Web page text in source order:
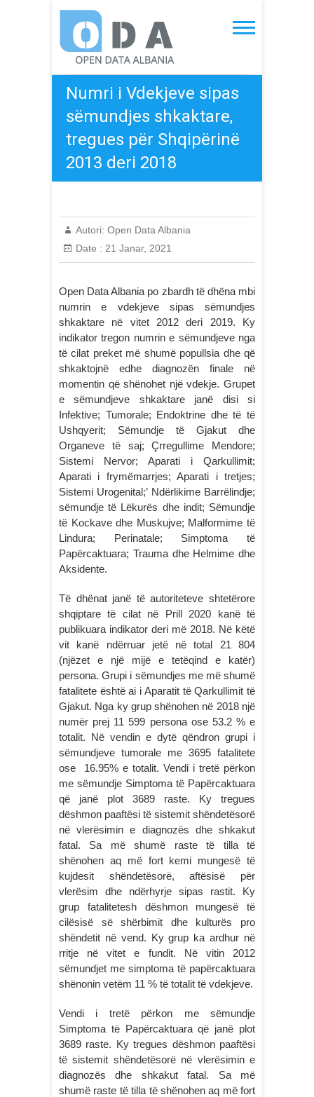
content
Open Data Albania
Numri i Vdekjeve sipas
sëmundjes shkaktare,
tregues për Shqipërinë
2013 deri 2018
Autori: Open Data Albania
Date : 21 Janar, 2021
Open Data Albania po zbardh të dhëna mbi
numrin e vdekjeve sipas sëmundjes
shkaktare në vitet 2012 deri 2019. Ky
indikator tregon numrin e sëmundjeve nga
të cilat preket më shumë popullsia dhe që
shkaktojnë edhe diagnozën finale në
momentin që shënohet një vdekje. Grupet
e sëmundjeve shkaktare janë disi si
Infektive; Tumorale; Endoktrine dhe të të
Ushqyerit; Sëmundje të Gjakut dhe
Organeve të saj; Çrregullime Mendore;
Sistemi Nervor; Aparati i Qarkullimit;
Aparati i frymëmarrjes; Aparati i tretjes;
Sistemi Urogenital;’ Ndërlikime Barrëlindje;
sëmundje të Lëkurës dhe indit; Sëmundje
të Kockave dhe Muskujve; Malformime të
Lindura; Perinatale; Simptoma të
Papërcaktuara; Trauma dhe Helmime dhe
Aksidente.
Të dhënat janë të autoriteteve shtetërore
shqiptare të cilat në Prill 2020 kanë të
publikuara indikator deri më 2018. Në këtë
vit kanë ndërruar jetë në total 21 804
(njëzet e një mijë e tetëqind e katër)
persona. Grupi i sëmundjes me më shumë
fatalitete është ai i Aparatit të Qarkullimit të
Gjakut. Nga ky grup shënohen në 2018 një
numër prej 11 599 persona ose 53.2 % e
totalit. Në vendin e dytë qëndron grupi i
sëmundjeve tumorale me 3695 fatalitete
ose 16.95% e totalit. Vendi i tretë përkon
me sëmundje Simptoma të Papërcaktuara
që janë plot 3689 raste. Ky tregues
dëshmon paaftësi të sistemit shëndetësorë
në vlerësimin e diagnozës dhe shkakut
fatal. Sa më shumë raste të tilla të
shënohen aq më fort kemi mungesë të
kujdesit shëndetësorë, aftësisë për
vlerësim dhe ndërhyrje sipas rastit. Ky
grup fatalitetesh dëshmon mungesë të
cilësisë së shërbimit dhe kulturës pro
shëndetit në vend. Ky grup ka ardhur në
rritje në vitet e fundit. Në vitin 2012
sëmundjet me simptoma të papërcaktuara
shënonin vetëm 11 % të totalit të vdekjeve.
Vendi i tretë përkon me sëmundje
Simptoma të Papërcaktuara që janë plot
3689 raste. Ky tregues dëshmon paaftësi
të sistemit shëndetësorë në vlerësimin e
diagnozës dhe shkakut fatal. Sa më
shumë raste të tilla të shënohen aq më fort